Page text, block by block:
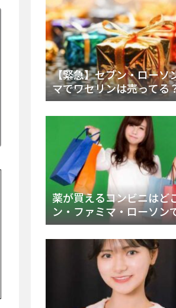
【緊急】セブン・ローソ
マでワセリンは売ってる
すすめ品と販売場所を徹
薬が買えるコンビニはど
ン・ファミマ・ローソン
える市販薬の種類と販売
【2025年最新】